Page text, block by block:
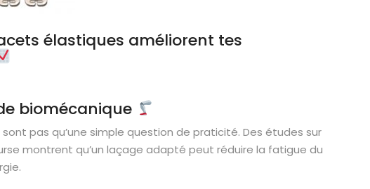
élastiques améliorent tes
biomécanique
sont pas qu’une simple question de praticité. Des études sur
montrent qu’un laçage adapté peut réduire la fatigue du